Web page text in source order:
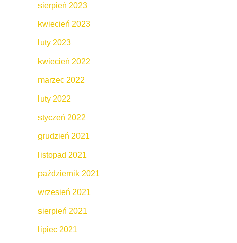
sierpień 2023
kwiecień 2023
luty 2023
kwiecień 2022
marzec 2022
luty 2022
styczeń 2022
grudzień 2021
listopad 2021
październik 2021
wrzesień 2021
sierpień 2021
lipiec 2021